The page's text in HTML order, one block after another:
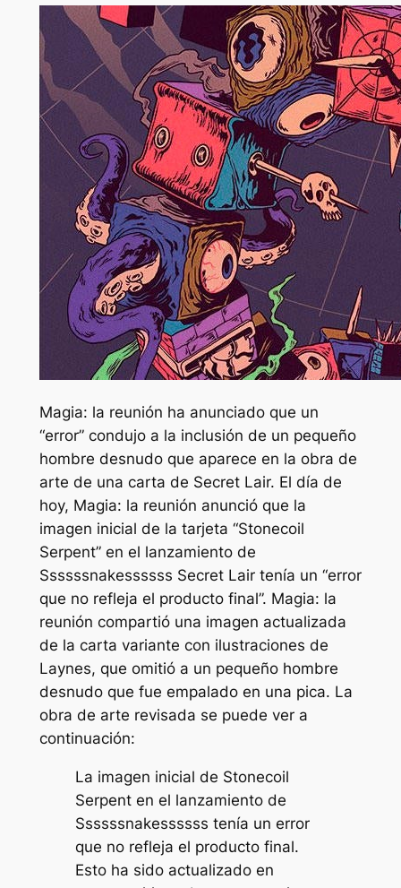
Magia: la reunión ha anunciado que un
“error” condujo a la inclusión de un pequeño
hombre desnudo que aparece en la obra de
arte de una carta de Secret Lair. El día de
hoy, Magia: la reunión anunció que la
imagen inicial de la tarjeta “Stonecoil
Serpent” en el lanzamiento de
Ssssssnakessssss Secret Lair tenía un “error
que no refleja el producto final”. Magia: la
reunión compartió una imagen actualizada
de la carta variante con ilustraciones de
Laynes, que omitió a un pequeño hombre
desnudo que fue empalado en una pica. La
obra de arte revisada se puede ver a
continuación:
La imagen inicial de Stonecoil
Serpent en el lanzamiento de
Ssssssnakessssss tenía un error
que no refleja el producto final.
Esto ha sido actualizado en